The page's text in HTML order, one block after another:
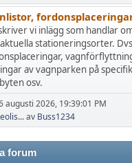
vi inlägg som handlar
stationeringsorter.
av vagnparken på
osv.
augusti 2026, 19:39:01 PM
av Buss1234
forum